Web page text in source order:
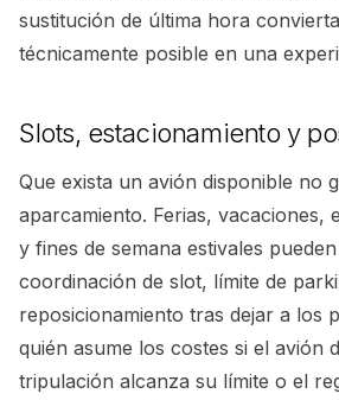
sustitución de última hora
técnicamente posible en una
Slots, estacionamiento y
Que exista un avión disponible no
aparcamiento. Ferias, vacaciones,
y fines de semana estivales
coordinación de slot, límite de
reposicionamiento tras dejar a los
quién asume los costes si el avión
tripulación alcanza su límite o el